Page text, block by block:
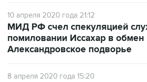
10 апреля 2020 года 21:12
МИД РФ счел спекуляцией
помиловании Иссахар в обмен
Александровское подворье
8 апреля 2020 года 15:20